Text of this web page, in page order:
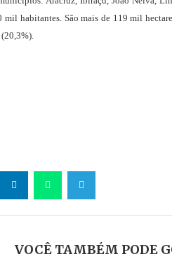
habitantes. São mais de 119 mil
VOCÊ TAMBÉM PODE